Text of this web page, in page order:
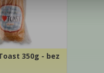
350g - bez